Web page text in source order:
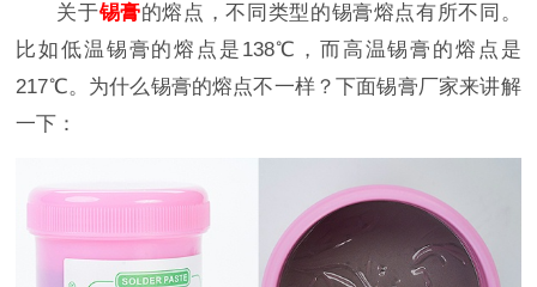
关于锡膏的熔点，不同类型的锡膏熔点有所不同。
比如低温锡膏的熔点是138℃，而高温锡膏的熔点是
217℃。为什么锡膏的熔点不一样？下面锡膏厂家来讲解
一下：